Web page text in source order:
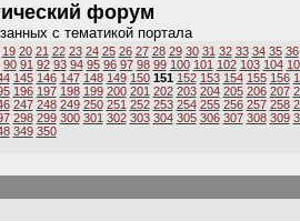
форум
с тематикой портала
19 20 21 22 23 24 25 26 27 28 29 30 31 32 33 34 35 36
90 91 92 93 94 95 96 97 98 99 100 101 102 103 104
145 146 147 148 149 150 151 152 153 154 155 156
196 197 198 199 200 201 202 203 204 205 206 207
247 248 249 250 251 252 253 254 255 256 257 258
298 299 300 301 302 303 304 305 306 307 308 309
349 350